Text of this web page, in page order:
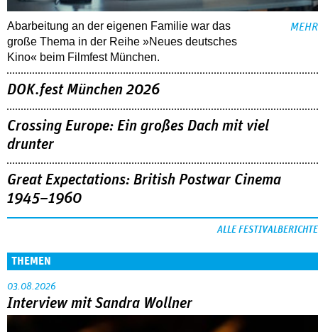
Abarbeitung an der eigenen Familie war das
große Thema in der Reihe »Neues deutsches
Kino« beim Filmfest München.
MEHR
DOK.fest München 2026
Crossing Europe: Ein großes Dach mit viel
drunter
Great Expectations: British Postwar Cinema
1945–1960
ALLE FESTIVALBERICHTE
THEMEN
03.08.2026
Interview mit Sandra Wollner